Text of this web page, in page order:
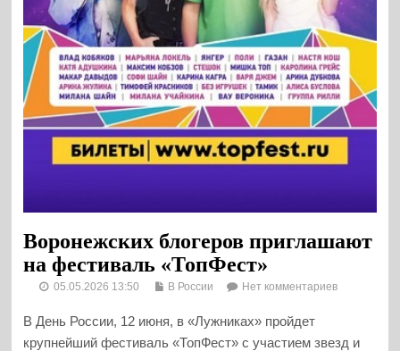
Воронежских блогеров приглашают
на фестиваль «ТопФест»
05.05.2026 13:50 В России Нет комментариев
В День России, 12 июня, в «Лужниках» пройдет
крупнейший фестиваль «ТопФест» с участием звезд и